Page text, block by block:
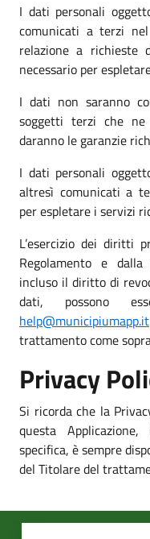
I dati personali
comunicati a terzi
relazione a richieste
necessario per
I dati non saranno
soggetti terzi che
daranno le garanzie
I dati personali
altresì comunicati a
per espletare i servizi
L’esercizio dei diritti
Regolamento e dalla
incluso il diritto di
dati, possono
help@municipiumapp.it
trattamento come
Privacy
Si ricorda che la
questa
specifica, è sempre
del Titolare del